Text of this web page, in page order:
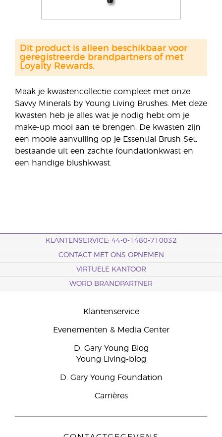
Maak je kwastencollectie compleet met onze
Savvy Minerals by Young Living Brushes. Met deze
kwasten heb je alles wat je nodig hebt om je
make-up mooi aan te brengen. De kwasten zijn
een mooie aanvulling op je Essential Brush Set,
bestaande uit een zachte foundationkwast en
een handige blushkwast.
Dit product is alleen beschikbaar voor
geregistreerde brandpartners of met
Loyalty Rewards.
KLANTENSERVICE: 44-0-1480-710032
CONTACT MET ONS OPNEMEN
VIRTUELE KANTOOR
WORD BRANDPARTNER
Klantenservice
Evenementen & Media Center
D. Gary Young Blog
Young Living-blog
D. Gary Young Foundation
Carrières